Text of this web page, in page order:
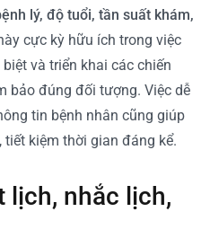
lý, độ tuổi, tần suất khám,
cực kỳ hữu ích trong việc
và triển khai các chiến
bảo đúng đối tượng. Việc dễ
tin bệnh nhân cũng giúp
kiệm thời gian đáng kể.
lịch, nhắc lịch,